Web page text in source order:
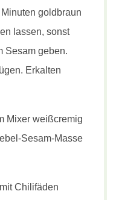
goldbraun
lassen, sonst
Sesam geben.
Erkalten
Mixer weißcremig
Sesam-Masse
Chilifäden